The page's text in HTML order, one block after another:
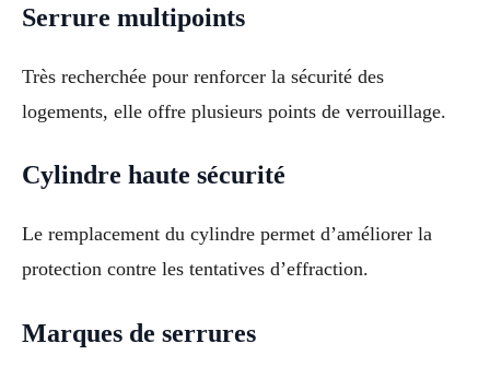
Serrure multipoints
Très recherchée pour renforcer la sécurité des
logements, elle offre plusieurs points de verrouillage.
Cylindre haute sécurité
Le remplacement du cylindre permet d’améliorer la
protection contre les tentatives d’effraction.
Marques de serrures